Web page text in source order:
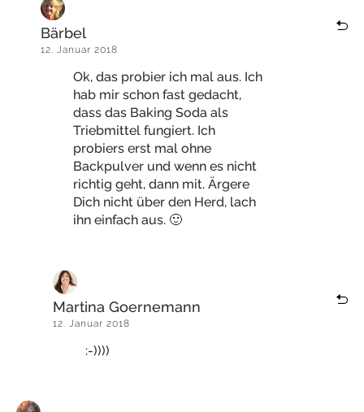
Bärbel
12. Januar 2018
Ok, das probier ich mal aus. Ich
hab mir schon fast gedacht,
dass das Baking Soda als
Triebmittel fungiert. Ich
probiers erst mal ohne
Backpulver und wenn es nicht
richtig geht, dann mit. Ärgere
Dich nicht über den Herd, lach
ihn einfach aus. 🙂
Martina Goernemann
12. Januar 2018
:-))))